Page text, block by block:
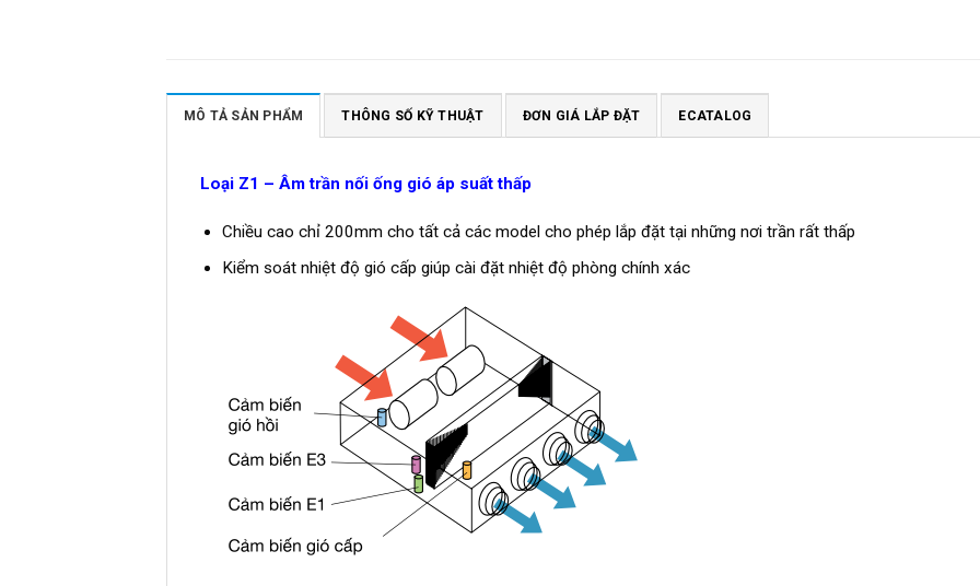
MÔ TẢ SẢN PHẨM THÔNG SỐ KỸ THUẬT ĐƠN GIÁ LẮP ĐẶT ECATALOG
Loại Z1 – Âm trần nối ống gió áp suất thấp
Chiều cao chỉ 200mm cho tất cả các model cho phép lắp đặt tại những nơi trần rất thấp
Kiểm soát nhiệt độ gió cấp giúp cài đặt nhiệt độ phòng chính xác